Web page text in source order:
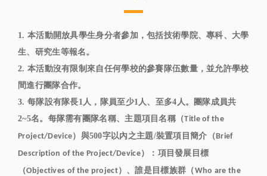
1. 本活動開放具學生身分者參加，包括技術學院、專科、大學
生、研究生等報名。
2. 本活動沒有限制來自任何學校的參賽隊伍數量，並允許學校
間進行團隊合作。
3. 每隊設有隊長1人，隊員至少1人、至多4人。團隊成員共
2~5名。每隊需有團隊名稱、主題項目名稱（Title of the
Project/Device）與500字以內之主題/裝置項目簡介（Brief
Description of the Project/Device）：項目發展目標
（Objectives of the project）、誰是目標族群（Who are the